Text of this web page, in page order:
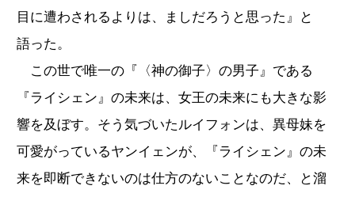
目に遭わされるよりは、ましだろうと思った』と
語った。
この世で唯一の『〈神の御子〉の男子』である
『ライシェン』の未来は、女王の未来にも大きな影
響を及ぼす。そう気づいたルイフォンは、異母妹を
可愛がっているヤンイェンが、『ライシェン』の未
来を即断できないのは仕方のないことなのだ、と溜